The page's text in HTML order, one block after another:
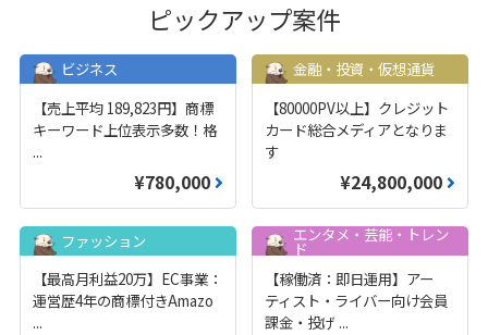
ピックアップ案件
ビジネス
【売上平均 189,823円】商標
キーワード上位表示多数！格
...
¥780,000
金融・投資・仮想通貨
【80000PV以上】クレジット
カード総合メディアとなりま
す
¥24,800,000
ファッション
【最高月利益20万】EC事業：
運営歴4年の商標付きAmazo
...
エンタメ・芸能・トレン
ド
【稼働済：即日運用】アー
ティスト・ライバー向け会員
課金・投げ ...